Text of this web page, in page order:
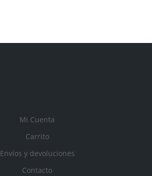
Mi Cuenta
Carrito
Envíos y devoluciones
Contacto